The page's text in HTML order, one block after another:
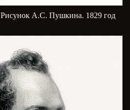
Рисунок А.С. Пушкина. 1829 год